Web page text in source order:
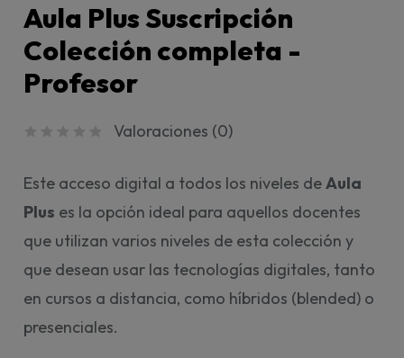
Aula Plus Suscripción
Colección completa -
Profesor
Valoraciones (0)
Este acceso digital a todos los niveles deAula
Plus es la opción ideal para aquellos docentes
que utilizan varios niveles de esta colección y
que desean usar las tecnologías digitales, tanto
en cursos a distancia, como híbridos (blended) o
presenciales.